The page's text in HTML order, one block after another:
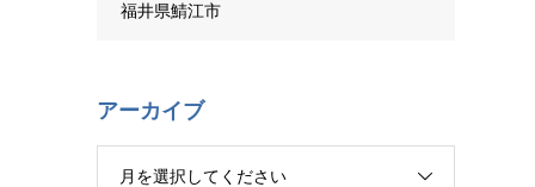
福井県鯖江市
アーカイブ
月を選択してください